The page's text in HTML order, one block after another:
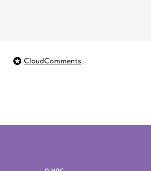
CloudComments
ответы на вопросы
политика конфиденциальности